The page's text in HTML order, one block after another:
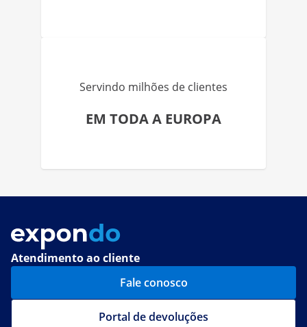
Servindo milhões de clientes
EM TODA A EUROPA
Atendimento ao cliente
Fale conosco
Portal de devoluções